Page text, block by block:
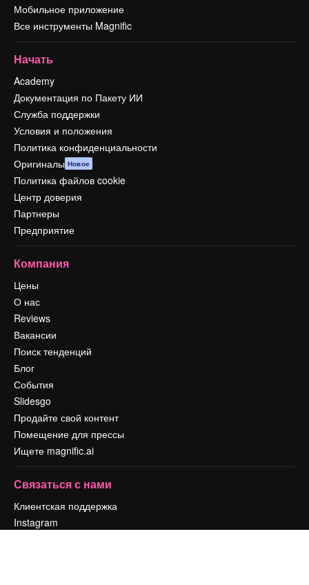
Мобильное приложение
Все инструменты Magnific
Начать
Academy
Документация по Пакету ИИ
Служба поддержки
Условия и положения
Политика конфиденциальности
Оригиналы Новое
Политика файлов cookie
Центр доверия
Партнеры
Предприятие
Компания
Цены
О нас
Reviews
Вакансии
Поиск тенденций
Блог
События
Slidesgo
Продайте свой контент
Помещение для прессы
Ищете magnific.ai
Связаться с нами
Клиентская поддержка
Instagram